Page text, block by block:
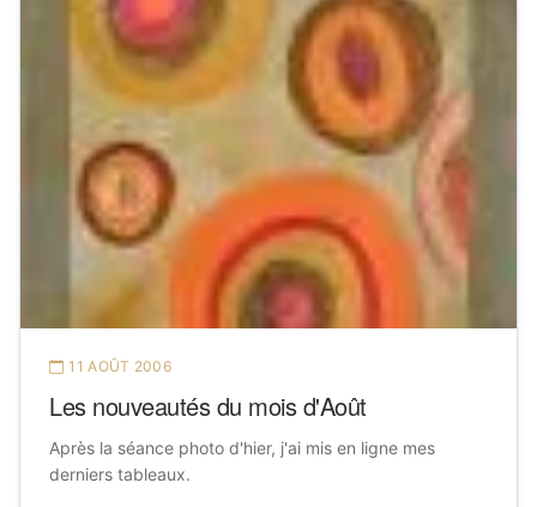
11 AOÛT 2006
Les nouveautés du mois d'Août
Après la séance photo d'hier, j'ai mis en ligne mes
derniers tableaux.